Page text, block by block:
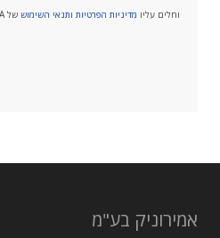
אתר זה מוגן על-ידי שירות reCAPTCHA וחלים עליו מדיניות הפרטיות ותנאי השימוש של
אמירוניק בע"מ